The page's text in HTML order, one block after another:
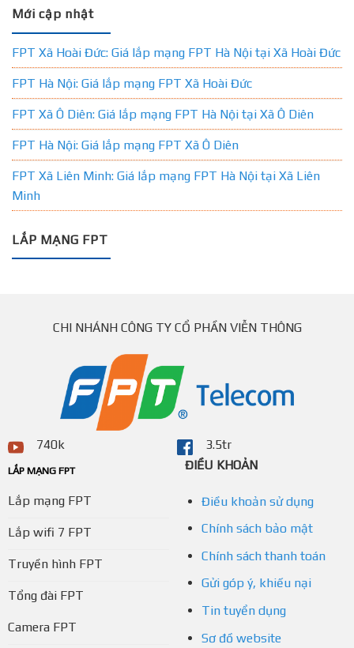
Mới cập nhật
FPT Xã Hoài Đức: Giá lắp mạng FPT Hà Nội tại Xã Hoài Đức
FPT Hà Nội: Giá lắp mạng FPT Xã Hoài Đức
FPT Xã Ô Diên: Giá lắp mạng FPT Hà Nội tại Xã Ô Diên
FPT Hà Nội: Giá lắp mạng FPT Xã Ô Diên
FPT Xã Liên Minh: Giá lắp mạng FPT Hà Nội tại Xã Liên
Minh
LẮP MẠNG FPT
CHI NHÁNH CÔNG TY CỔ PHẦN VIỄN THÔNG
740k 3.5tr
LẮP MẠNG FPT
Lắp mạng FPT
Lắp wifi 7 FPT
Truyền hình FPT
Tổng đài FPT
Camera FPT
ĐIỀU KHOẢN
Điều khoản sử dụng
Chính sách bảo mật
Chính sách thanh toán
Gửi góp ý, khiếu nại
Tin tuyển dụng
Sơ đồ website